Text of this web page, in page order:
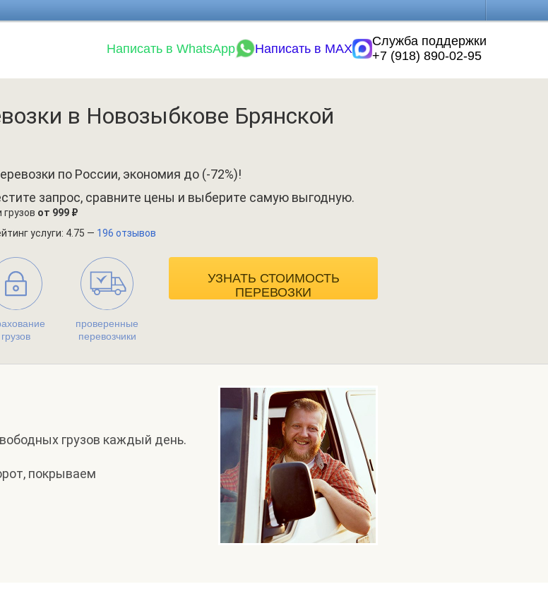
Написать в WhatsApp Написать в MAX
Служба поддержки
+7 (918) 890-02-95
в Новозыбкове Брянской
по России, экономия до (-72%)!
запрос, сравните цены и выберите самую выгодную.
от 999 ₽
услуги: 4.75 — 196 отзывов
грузов
проверенные
перевозчики
УЗНАТЬ СТОИМОСТЬ
ПЕРЕВОЗКИ
грузов каждый день.
покрываем